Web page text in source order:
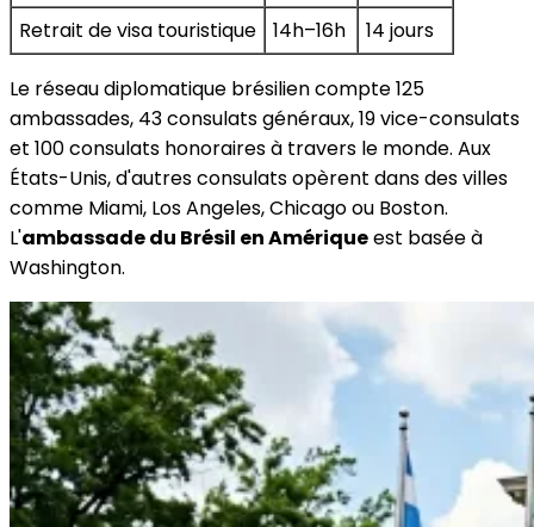
Retrait de visa touristique
14h–16h 14 jours
Le réseau diplomatique brésilien compte 125
ambassades, 43 consulats généraux, 19 vice-consulats
et 100 consulats honoraires à travers le monde. Aux
États-Unis, d'autres consulats opèrent dans des villes
comme Miami, Los Angeles, Chicago ou Boston.
L'ambassade du Brésil en Amériqueest basée à
Washington.